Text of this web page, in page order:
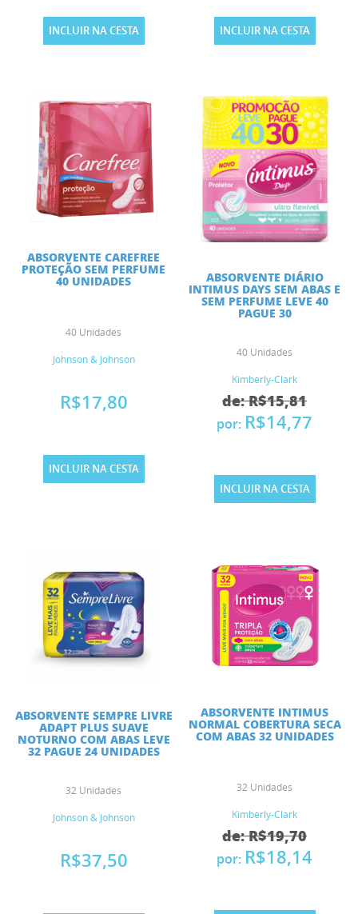
INCLUIR NA CESTA INCLUIR NA CESTA
ABSORVENTE CAREFREE
PROTEÇÃO SEM PERFUME
40 UNIDADES
40 Unidades
Johnson & Johnson
R$17,80
INCLUIR NA CESTA
ABSORVENTE DIÁRIO
INTIMUS DAYS SEM ABAS E
SEM PERFUME LEVE 40
PAGUE 30
40 Unidades
Kimberly-Clark
de: R$15,81
por: R$14,77
INCLUIR NA CESTA
ABSORVENTE SEMPRE LIVRE
ADAPT PLUS SUAVE
NOTURNO COM ABAS LEVE
32 PAGUE 24 UNIDADES
32 Unidades
Johnson & Johnson
R$37,50
ABSORVENTE INTIMUS
NORMAL COBERTURA SECA
COM ABAS 32 UNIDADES
32 Unidades
Kimberly-Clark
de: R$19,70
por: R$18,14